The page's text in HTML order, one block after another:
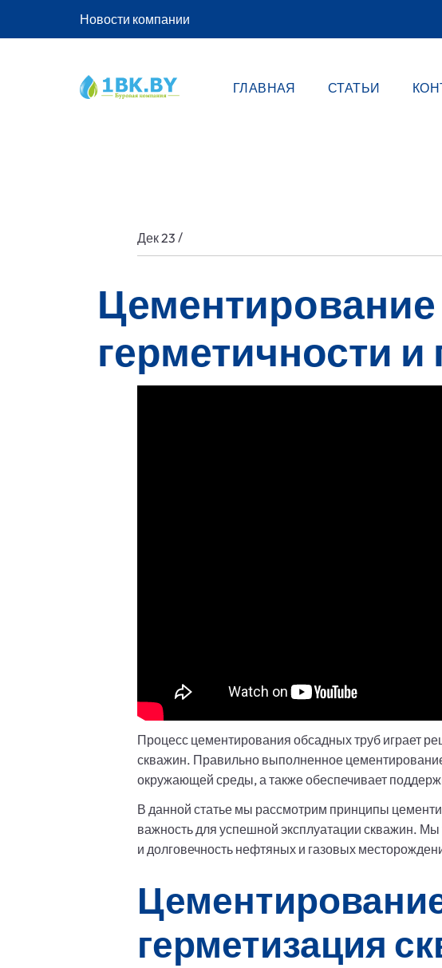
Новости компании
ГЛАВНАЯ СТАТЬИ
Дек 23 /
герметичности
Процесс цементирования обсадных труб играет
скважин. Правильно выполненное
окружающей среды, а также обеспечивает
В данной статье мы рассмотрим принципы
важность для успешной эксплуатации скважин.
и долговечность нефтяных и газовых
герметизация